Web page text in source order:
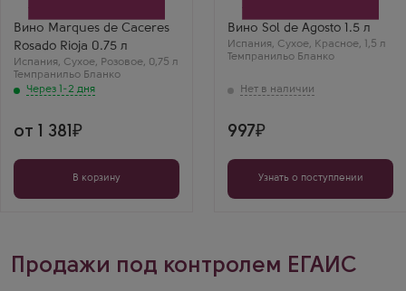
Вино Marques de Caceres
Rosado Rioja 0.75 л
Испания, Сухое, Розовое, 0,75 л
Темпранильо Бланко
Через 1-2 дня
Темпранильо Бланко
Страна
Испания
Регион
Риоха
от 1 381
В корзину
Вино Sol de Agosto 1.5 л
Испания, Сухое, Красное,
1,5 л
Темпранильо Бланко
Sol de Agosto
Сорт винограда
Темпранильо Бланко
Страна
Регион
997
Узнать о поступлении
Продажи под контролем ЕГАИС